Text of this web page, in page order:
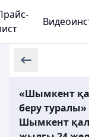
«Шымкент
беру
Шымкент